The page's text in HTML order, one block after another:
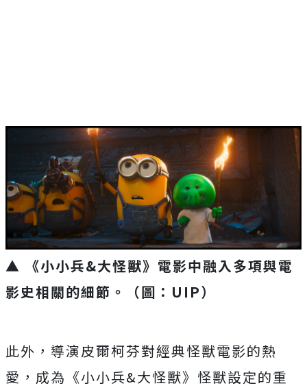
▲ 《小小兵&大怪獸》電影中融入多項與電
影史相關的細節。（圖：UIP）
此外，導演皮爾柯芬對經典怪獸電影的熱
愛，成為《小小兵&大怪獸》怪獸設定的重